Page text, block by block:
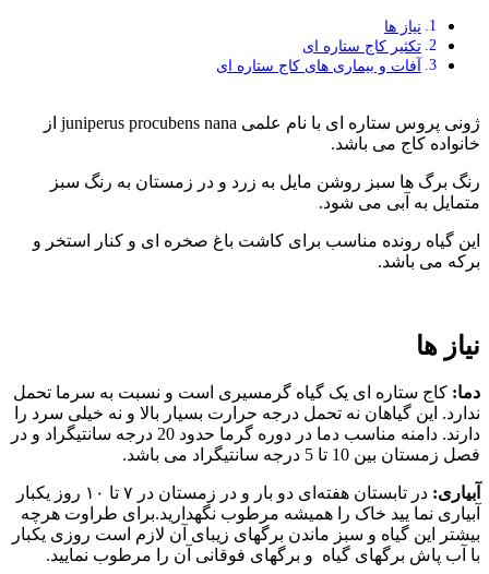
نیاز ها
تکثیر کاج ستاره ای
آفات و بیماری های کاج ستاره ای
ژونی پروس ستاره ای با نام علمی juniperus procubens nana از
خانواده کاج می باشد.
رنگ برگ ها سبز روشن مایل به زرد و در زمستان به رنگ سبز
متمایل به آبی می شود.
این گیاه رونده مناسب برای کاشت باغ صخره ای و کنار استخر و
برکه می باشد.
نیاز ها
دما: کاج ستاره ای یک گیاه گرمسیری است و نسبت به سرما تحمل
ندارد. این گیاهان نه تحمل درجه حرارت بسیار بالا و نه خیلی سرد را
دارند. دامنه مناسب دما در دوره گرما حدود 20 درجه سانتیگراد و در
فصل زمستان بین 10 تا 5 درجه سانتیگراد می باشد.
آبیاری:
در تابستان هفته‌ای دو بار و در زمستان در ۷ تا ۱۰ روز یکبار
آبیاری نما یید خاک را همیشه مرطوب نگهدارید.برای طراوت هرچه
بیشتر این گیاه و سبز ماندن برگهای زیبای آن لازم است روزی یکبار
با آب پاش برگهای گیاه و برگهای فوقانی آن را مرطوب نمایید.